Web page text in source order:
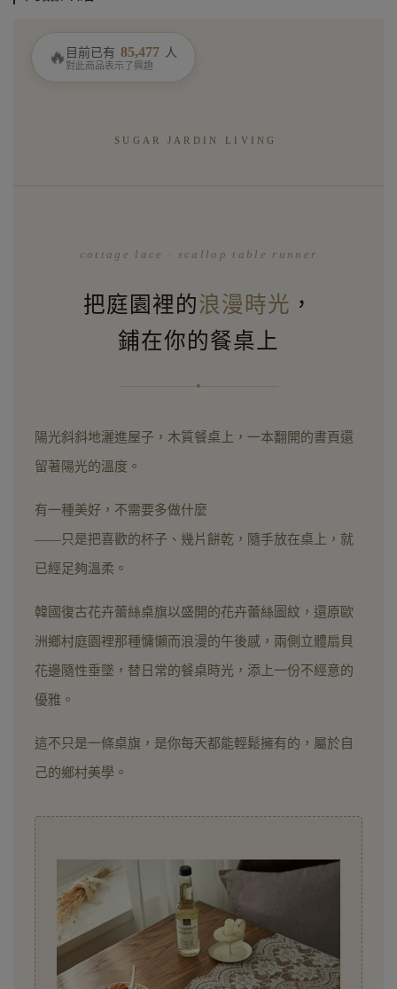
🔥目前已有 85,477 人
對此商品表示了興趣
SUGAR JARDIN LIVING
cottage lace · scallop table runner
把庭園裡的浪漫時光 ，
鋪在你的餐桌上
陽光斜斜地灑進屋子，木質餐桌上，一本翻開的書頁還
留著陽光的溫度。
有一種美好，不需要多做什麼
——只是把喜歡的杯子、幾片餅乾，隨手放在桌上，就
已經足夠溫柔。
韓國復古花卉蕾絲桌旗以盛開的花卉蕾絲圖紋，還原歐
洲鄉村庭園裡那種慵懶而浪漫的午後感，兩側立體扇貝
花邊隨性垂墜，替日常的餐桌時光，添上一份不經意的
優雅。
這不只是一條桌旗，是你每天都能輕鬆擁有的，屬於自
己的鄉村美學。